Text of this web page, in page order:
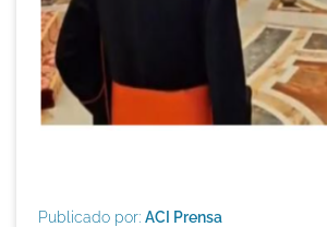
Publicado por: ACI Prensa